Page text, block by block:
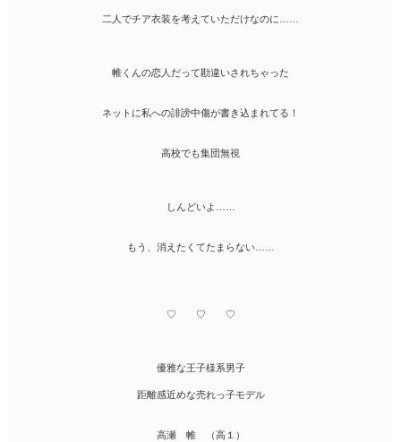
二人でチア衣装を考えていただけなのに……
帷くんの恋人だって勘違いされちゃった
ネットに私への誹謗中傷が書き込まれてる！
高校でも集団無視
しんどいよ……
もう、消えたくてたまらない……
♡ ♡ ♡
優雅な王子様系男子
距離感近めな売れっ子モデル
高瀬 帷 （高１）